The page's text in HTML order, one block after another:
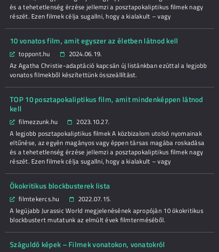
és a tehetetlenség érzése jellemzi a posztapokaliptikus filmek nagy
részét. Ezen filmek célja sugallni, hogy a kialakult – vagy
10 vonatos film, amit egyszer az életben látnod kell
toppont.hu
2024.06.19.
Az Agatha Christie-adaptáció kapcsán új listánkban ezúttal a legjobb
vonatos filmekből készítettünk összeállítást.
TOP 10 posztapokaliptikus film, amit mindenképpen látnod
kell
filmezzunk.hu
2023.10.27.
A legjobb posztapokaliptikus filmek A közbizalom utolsó nyomainak
eltűnése, az egyén magányos vagy éppen társas magába roskadása
és a tehetetlenség érzése jellemzi a posztapokaliptikus filmek nagy
részét. Ezen filmek célja sugallni, hogy a kialakult – vagy
Ökokritikus blockbusterek lista
filmtekercs.hu
2022.07.15.
A legújabb Jurassic World megjelenésének apropóján 10 ökokritikus
blockbustert mutatunk az elmúlt évek filmterméséből.
Száguldó képek – Filmek vonatokon, vonatokról